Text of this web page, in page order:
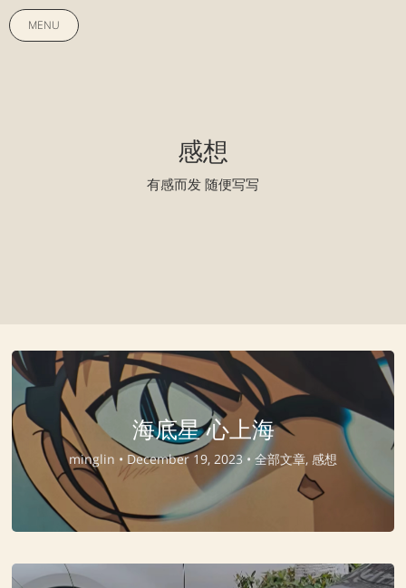
MENU
感想
有感而发 随便写写
海底星 心上海
minglin • December 19, 2023 • 全部文章, 感想